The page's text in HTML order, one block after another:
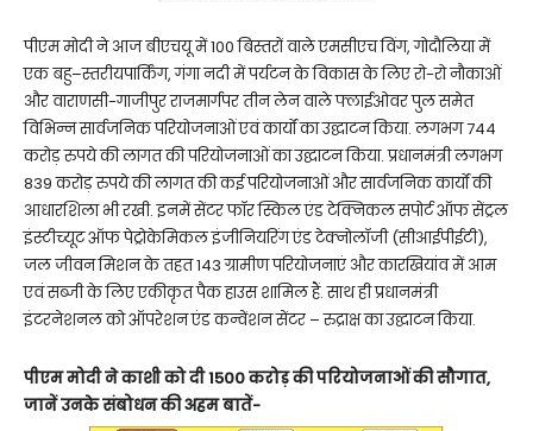
पीएम मोदी ने आज बीएचयू में 100 बिस्तरों वाले एमसीएच विंग, गोदौलिया में
एक बहु–स्तरीयपार्किंग, गंगा नदी में पर्यटन के विकास के लिए रो-रो नौकाओं
और वाराणसी-गाजीपुर राजमार्गपर तीन लेन वाले फ्लाईओवर पुल समेत
विभिन्न सार्वजनिक परियोजनाओं एवं कार्यों का उद्घाटन किया. लगभग 744
करोड़ रुपये की लागत की परियोजनाओं का उद्घाटन किया. प्रधानमंत्री लगभग
839 करोड़ रुपये की लागत की कई परियोजनाओं और सार्वजनिक कार्यों की
आधारशिला भी रखी. इनमें सेंटर फॉर स्किल एंड टेक्निकल सपोर्ट ऑफ सेंट्रल
इंस्टीच्यूट ऑफ पेट्रोकेमिकल इंजीनियरिंग एंड टेक्नोलॉजी (सीआईपीईटी),
जल जीवन मिशन के तहत 143 ग्रामीण परियोजनाएं और कारखियांव में आम
एवं सब्जी के लिए एकीकृत पैक हाउस शामिल हैं. साथ ही प्रधानमंत्री
इंटरनेशनल को ऑपरेशन एंड कन्वेंशन सेंटर – रुद्राक्ष का उद्घाटन किया.
पीएम मोदी ने काशी को दी 1500 करोड़ की परियोजनाओं की सौगात,
जानें उनके संबोधन की अहम बातें-